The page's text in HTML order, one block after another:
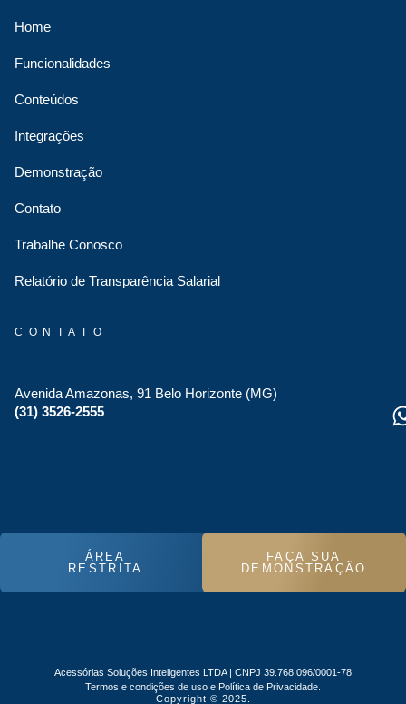
Home
Funcionalidades
Conteúdos
Integrações
Demonstração
Contato
Trabalhe Conosco
Relatório de Transparência Salarial
CONTATO
Avenida Amazonas, 91 Belo Horizonte (MG)
(31) 3526-2555
ÁREA
RESTRITA
FAÇA SUA
DEMONSTRAÇÃO
Acessórias Soluções Inteligentes LTDA | CNPJ 39.768.096/0001-78
Termos e condições de uso e Política de Privacidade.
Copyright © 2025.